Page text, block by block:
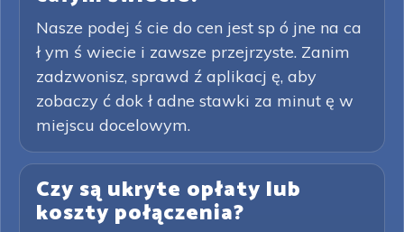
Nasze podej ś cie do cen jest sp ó jne na ca
ł ym ś wiecie i zawsze przejrzyste. Zanim
zadzwonisz, sprawd ź aplikacj ę, aby
zobaczy ć dok ł adne stawki za minut ę w
miejscu docelowym.
Czy są ukryte opłaty lub
koszty połączenia?